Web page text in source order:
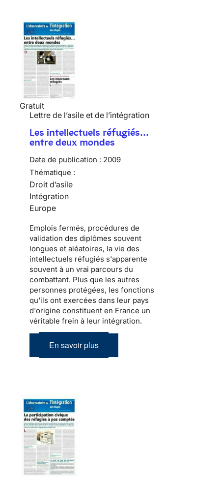
Gratuit
Lettre de l’asile et de l’intégration
Les intellectuels réfugiés…
entre deux mondes
Date de publication : 2009
Thématique :
Droit d’asile
Intégration
Europe
Emplois fermés, procédures de
validation des diplômes souvent
longues et aléatoires, la vie des
intellectuels réfugiés s'apparente
souvent à un vrai parcours du
combattant. Plus que les autres
personnes protégées, les fonctions
qu'ils ont exercées dans leur pays
d'origine constituent en France un
véritable frein à leur intégration.
En savoir plus